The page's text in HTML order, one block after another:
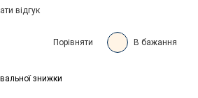
відгук
Порівняти В бажання
знижки